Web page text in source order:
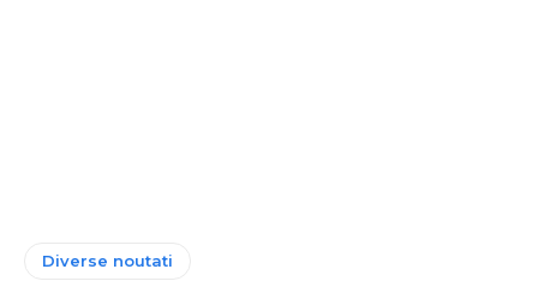
Diverse noutati